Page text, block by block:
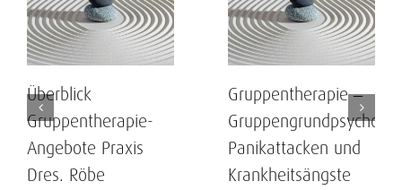
Überblick
Gruppentherapie-
Angebote Praxis
Dres. Röbe
Gruppentherapie –
Panikattacken und
Krankheitsängste